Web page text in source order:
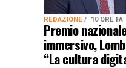
REDAZIONE 10 ORE FA
Premio
immersivo,
“La cultura